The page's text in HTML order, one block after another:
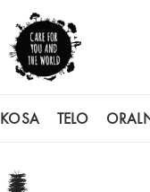
KOSA TELO